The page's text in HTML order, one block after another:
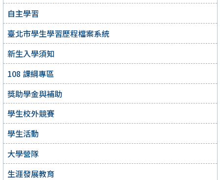
自主學習
臺北市學生學習歷程檔案系統
新生入學須知
108 課綱專區
獎助學金與補助
學生校外競賽
學生活動
大學營隊
生涯發展教育